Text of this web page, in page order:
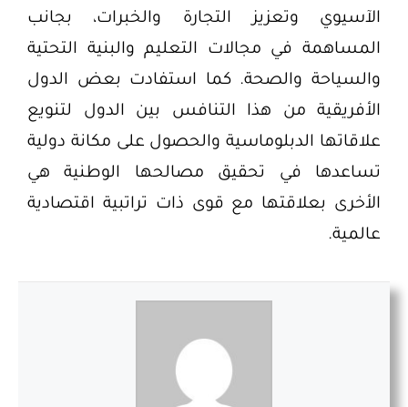
الآسيوي وتعزيز التجارة والخبرات، بجانب
المساهمة في مجالات التعليم والبنية التحتية
والسياحة والصحة. كما استفادت بعض الدول
الأفريقية من هذا التنافس بين الدول لتنويع
علاقاتها الدبلوماسية والحصول على مكانة دولية
تساعدها في تحقيق مصالحها الوطنية هي
الأخرى بعلاقتها مع قوى ذات تراتبية اقتصادية
عالمية.